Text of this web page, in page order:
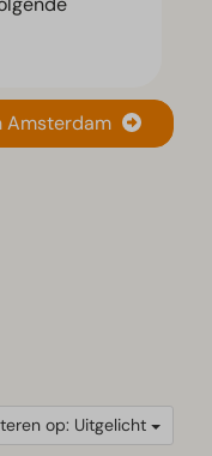
Amsterdam
op: Uitgelicht